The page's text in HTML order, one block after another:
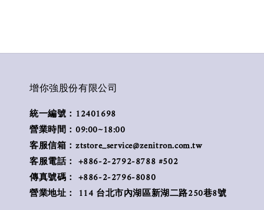
增你強股份有限公司
統一編號：12401698
營業時間：09:00~18:00
客服信箱：ztstore_service@zenitron.com.tw
客服電話： +886-2-2792-8788 #502
傳真號碼： +886-2-2796-8080
營業地址： 114 台北市內湖區新湖二路250巷8號